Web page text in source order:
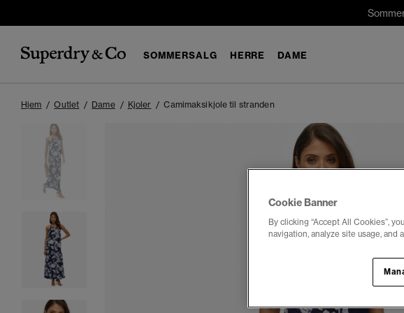
SOMMERSALG HERRE DAME
Hjem Outlet Dame Kjoler Camimaksikjole til stranden
Cookie Banner
By clicking “Accept All Cookies”,
navigation, analyze site usage, and